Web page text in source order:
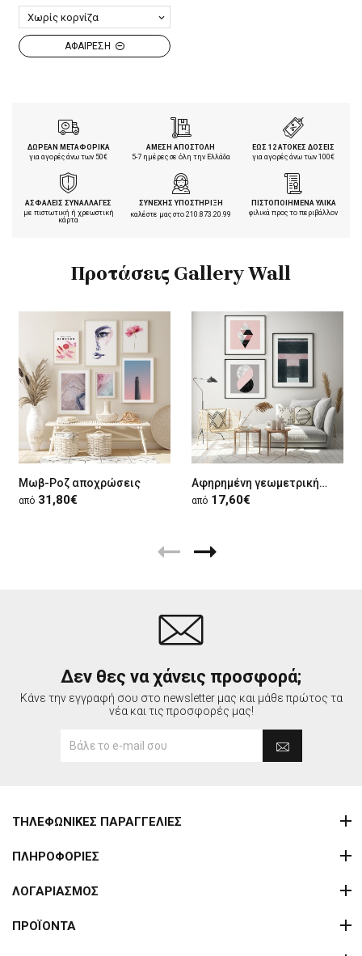
ΑΦΑΙΡΕΣΗ
ΔΩΡΕΑΝ ΜΕΤΑΦΟΡΙΚΑ
για αγορές άνω των 50€
ΑΜΕΣΗ ΑΠΟΣΤΟΛΗ
5-7 ημέρες σε όλη την Ελλάδα
ΕΩΣ 12 ΑΤΟΚΕΣ ΔΟΣΕΙΣ
για αγορές άνω των 100€
ΑΣΦΑΛΕΙΣ ΣΥΝΑΛΛΑΓΕΣ
με πιστωτική ή χρεωστική
κάρτα
ΣΥΝΕΧΗΣ ΥΠΟΣΤΗΡΙΞΗ
καλέστε μας στο210.873.20.99
ΠΙΣΤΟΠΟΙΗΜΕΝΑ ΥΛΙΚΑ
φιλικά προς το περιβάλλον
Προτάσεις Gallery Wall
Μωβ-Ροζ αποχρώσεις
από 31,80€
Αφηρημένη γεωμετρική σύνθεση
από 17,60€
Δεν θες να χάνεις προσφορά;
Κάνε την εγγραφή σου στο newsletter μας και μάθε πρώτος τα
νέα και τις προσφορές μας!
ΤΗΛΕΦΩΝΙΚΕΣ ΠΑΡΑΓΓΕΛΙΕΣ
ΠΛΗΡΟΦΟΡΙΕΣ
ΛΟΓΑΡΙΑΣΜΟΣ
ΠΡΟΪΟΝΤΑ